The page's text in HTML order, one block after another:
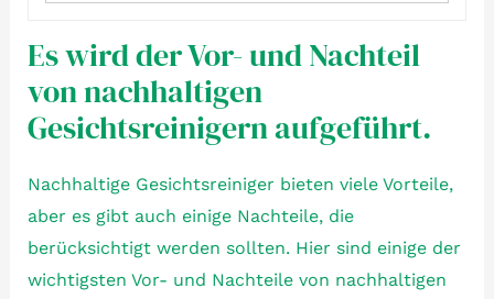
Es wird der Vor- und Nachteil
von nachhaltigen
Gesichtsreinigern aufgeführt.
Nachhaltige Gesichtsreiniger bieten viele Vorteile,
aber es gibt auch einige Nachteile, die
berücksichtigt werden sollten. Hier sind einige der
wichtigsten Vor- und Nachteile von nachhaltigen